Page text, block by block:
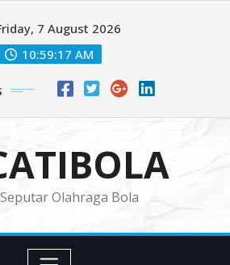
7 August 2026
10:59:18 AM
Olahraga Bola